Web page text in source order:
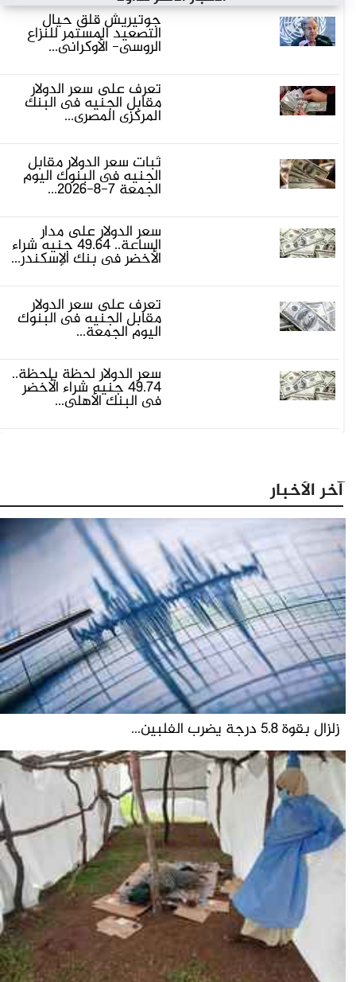
جوتيريش قلق حيال
التصعيد المستمر للنزاع
الروسى- الأوكرانى...
تعرف على سعر الدولار
مقابل الجنيه فى البنك
المركزى المصرى...
ثبات سعر الدولار مقابل
الجنيه فى البنوك اليوم
الجمعة 7-8-2026...
سعر الدولار على مدار
الساعة.. 49.64 جنيه شراء
الأخضر فى بنك الإسكندر...
تعرف على سعر الدولار
مقابل الجنيه فى البنوك
اليوم الجمعة...
سعر الدولار لحظة بلحظة..
49.74 جنيه شراء الأخضر
فى البنك الأهلى...
آخر الأخبار
زلزال بقوة 5.8 درجة يضرب الفلبين...